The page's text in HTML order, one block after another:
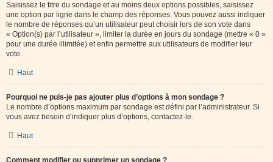
Saisissez le titre du sondage et au moins deux options possibles, saisissez
une option par ligne dans le champ des réponses. Vous pouvez aussi indiquer
le nombre de réponses qu’un utilisateur peut choisir lors de son vote dans
« Option(s) par l’utilisateur », limiter la durée en jours du sondage (mettre « 0 »
pour une durée illimitée) et enfin permettre aux utilisateurs de modifier leur
vote.
Haut
Pourquoi ne puis-je pas ajouter plus d’options à mon sondage ?
Le nombre d’options maximum par sondage est défini par l’administrateur. Si
vous avez besoin d’indiquer plus d’options, contactez-le.
Haut
Comment modifier ou supprimer un sondage ?